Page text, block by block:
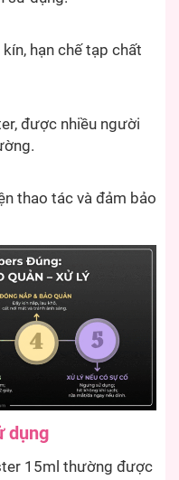
hạn chế tạp chất
được nhiều người
thao tác và đảm bảo
dụng
15ml thường được